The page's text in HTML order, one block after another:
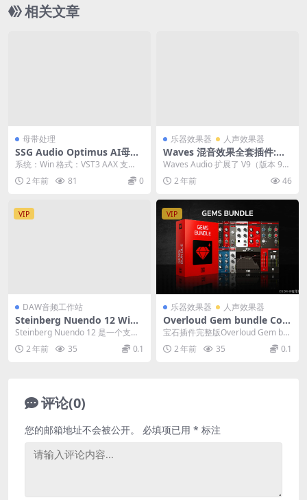
相关文章
母带处理
SSG Audio Optimus AI母带
处理效果器
系统：Win 格式：VST3 AAX 支
持：Mocha一键安装 母带处理是一
门艺...2 年前 81 0
乐器效果器 人声效果器
Waves 混音效果全套插件:Wa
ves v9 Complete 完美破解版
Waves Audio 扩展了 V9（版本 9）
的功能，现在可以使用 Yamah...
2 年前 46
VIP
DAW音频工作站
Steinberg Nuendo 12 WiN+
MAC 高级音频后期制作软件
Steinberg Nuendo 12 是一个支持
Atmos、Netflix ...
2 年前 35 0.1
VIP
乐器效果器 人声效果器
Overloud Gem bundle Com
plete，最新版宝石效果器 ，
全套一键安装win &mac版
​宝石插件完整版Overloud Gem bu
ndle Complete 202...
2 年前 35 0.1
评论(0)
您的邮箱地址不会被公开。 必填项已用 * 标注